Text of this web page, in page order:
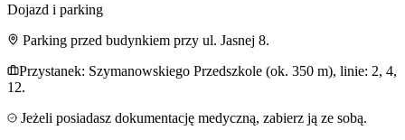
Dojazd i parking
Parking przed budynkiem przy ul. Jasnej 8.
Przystanek: Szymanowskiego Przedszkole (ok. 350 m), linie: 2, 4,
12.
Jeżeli posiadasz dokumentację medyczną, zabierz ją ze sobą.